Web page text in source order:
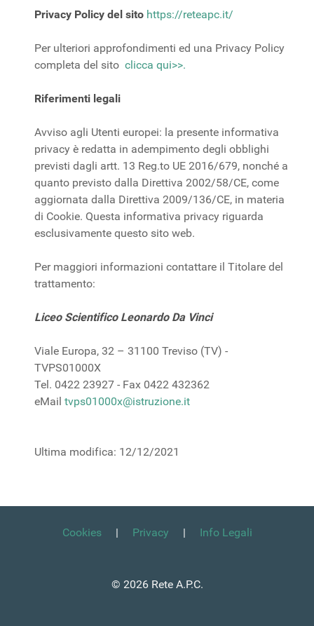
Privacy Policy del sito https://reteapc.it/
Per ulteriori approfondimenti ed una Privacy Policy
completa del sito clicca qui>>.
Riferimenti legali
Avviso agli Utenti europei: la presente informativa
privacy è redatta in adempimento degli obblighi
previsti dagli artt. 13 Reg.to UE 2016/679, nonché a
quanto previsto dalla Direttiva 2002/58/CE, come
aggiornata dalla Direttiva 2009/136/CE, in materia
di Cookie. Questa informativa privacy riguarda
esclusivamente questo sito web.
Per maggiori informazioni contattare il Titolare del
trattamento:
Liceo Scientifico Leonardo Da Vinci
Viale Europa, 32 – 31100 Treviso (TV) -
TVPS01000X
Tel. 0422 23927 - Fax 0422 432362
eMail tvps01000x@istruzione.it
Ultima modifica: 12/12/2021
Cookies | Privacy | Info Legali
© 2026 Rete A.P.C.